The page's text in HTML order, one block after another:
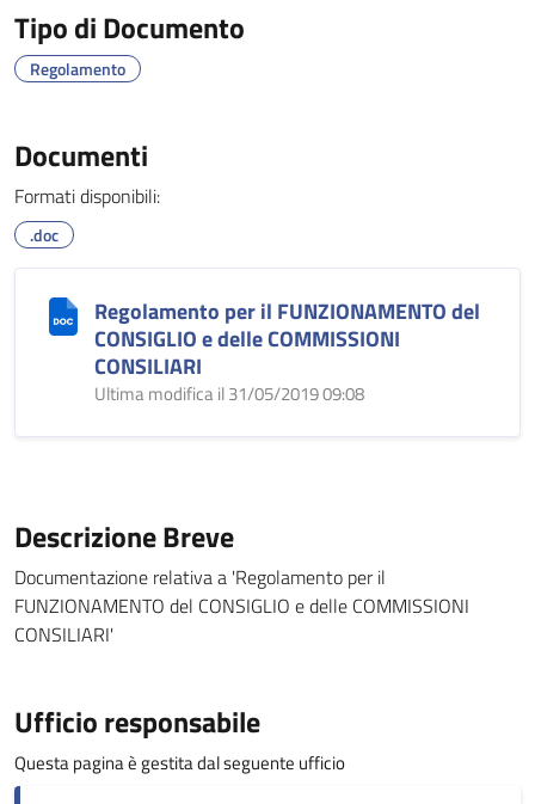
Tipo di Documento
Regolamento
Documenti
Formati disponibili:
.doc
Regolamento per il FUNZIONAMENTO del
CONSIGLIO e delle COMMISSIONI
CONSILIARI
Ultima modifica il 31/05/2019 09:08
Descrizione Breve
Documentazione relativa a 'Regolamento per il
FUNZIONAMENTO del CONSIGLIO e delle COMMISSIONI
CONSILIARI'
Ufficio responsabile
Questa pagina è gestita dal seguente ufficio